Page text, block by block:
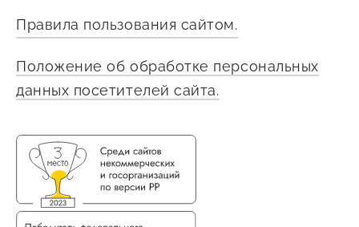
Правила пользования сайтом.
Положение об обработке персональных
данных посетителей сайта.